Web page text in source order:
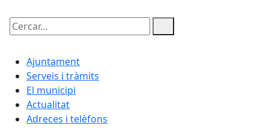
Cercar:
Ajuntament
Serveis i tràmits
El municipi
Actualitat
Adreces i telèfons